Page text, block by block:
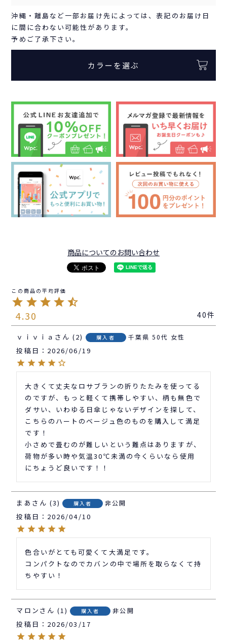
沖縄・離島など一部お届け先によっては、表記のお届け日
に間に合わない可能性があります。
予めご了承下さい。
カラーを選ぶ
商品についてのお問い合わせ
4.30 40
ｖｉｖｉａ 2 購入者 千葉県 50代 女性
投稿日 2026/06/19
大きくて丈夫なロサブランの折りたたみを使ってる
のですが、もっと軽くて携帯しやすい、柄も無色で
ダサい、いわゆる日傘じゃないデザインを探して、
こちらのハートのベージュ色のものを購入して満足
です！
小さめで畳むのが難しいという難点はありますが、
荷物が多い時や気温30℃未満の今くらいなら使用
にちょうど良いです！！
まあ 3 購入者 非公開
投稿日 2026/04/10
色合いがとても可愛くて大満足です。
コンパクトなのでカバンの中で場所を取らなくて持
ちやすい！
マロン 1 購入者 非公開
投稿日 2026/03/17